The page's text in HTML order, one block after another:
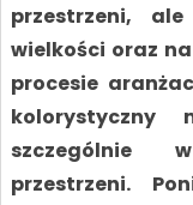
przestrzeni,
wielkości oraz
procesie
kolorystyczny
szczególnie
przestrzeni.